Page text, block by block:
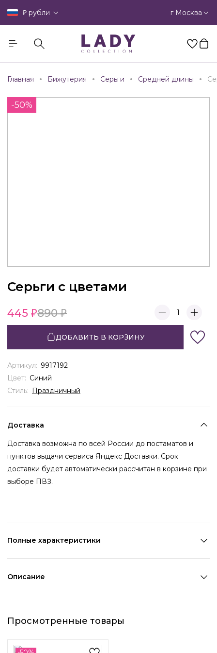
₽ рубли г Москва
Главная Бижутерия Серьги Средней длины
-50%
Серьги с цветами
445 890 1
ДОБАВИТЬ В КОРЗИНУ
Артикул: 9917192
Цвет: Синий
Стиль: Праздничный
Доставка
Доставка возможна по всей России до постаматов и
пунктов выдачи сервиса Яндекс Доставки. Срок
доставки будет автоматически рассчитан в корзине при
выборе ПВЗ.
Полные характеристики
Цвет 3:Прозрачный
Возраст:Взрослый
Описание
необычные серьги в виде цветов станут незаменимым
глянцевого металла глубокого синего цвета и
Просмотренные товары